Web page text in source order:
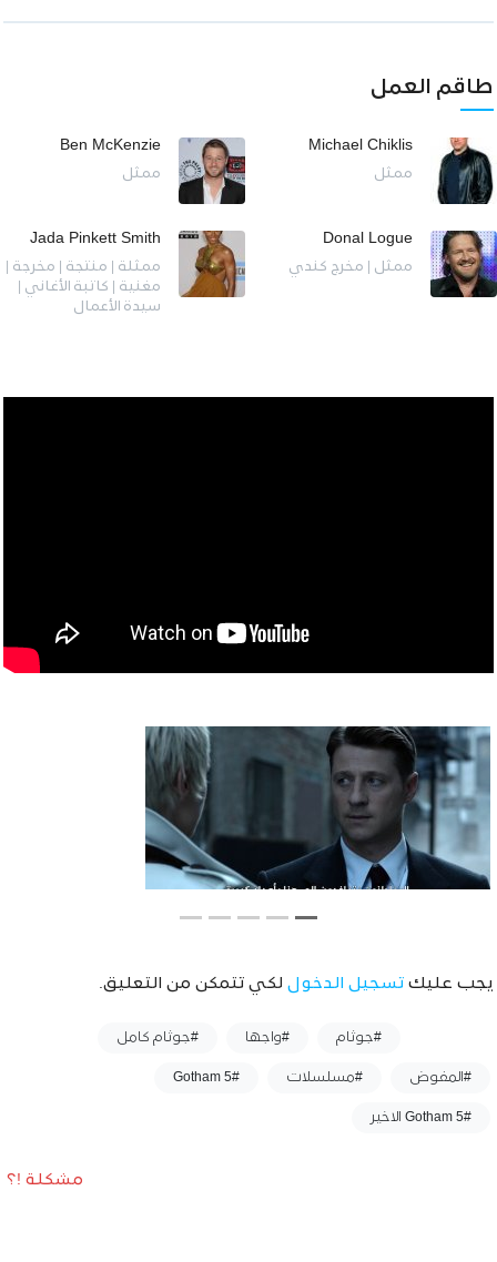
طاقم العمل
Michael Chiklis
ممثل
Ben McKenzie
ممثل
Donal Logue
ممثل | مخرج كندي
Jada Pinkett Smith
ممثلة | منتجة | مخرجة |
مغنية | كاتبة الأغاني |
سيدة الأعمال
يجب عليك تسجيل الدخول لكي تتمكن من التعليق.
#جوثام #واجها #جوثام كامل
#المفوض #مسلسلات #Gotham 5
#Gotham 5 الاخير
مشكلة !؟